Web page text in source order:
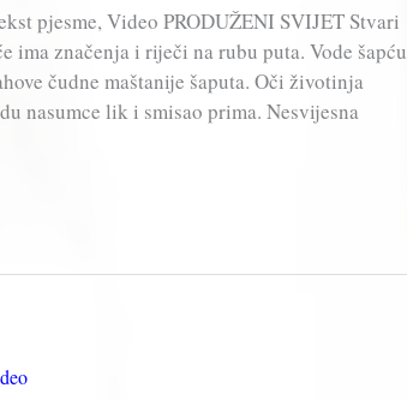
pjesme, Video PRODUŽENI SVIJET Stvari
ima značenja i riječi na rubu puta. Vode šapću
čudne maštanije šaputa. Oči životinja
nasumce lik i smisao prima. Nesvijesna